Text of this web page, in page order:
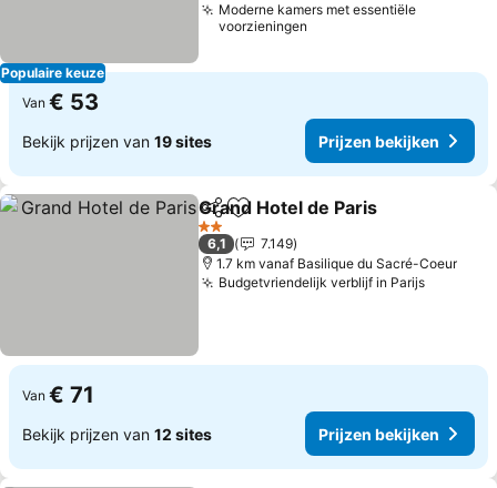
Populaire keuze
Moderne kamers met essentiële
voorzieningen
Van € 53
Bekijk prijzen van 19 sites Prijzen bekijken
DelenToevoegen aan favorieten
Grand Hotel de Paris
2 Sterren
6,1
7.149
1.7 km vanaf Basilique du Sacré-Coeur
Budgetvriendelijk verblijf in Parijs
Van € 71
Bekijk prijzen van 12 sites Prijzen bekijken